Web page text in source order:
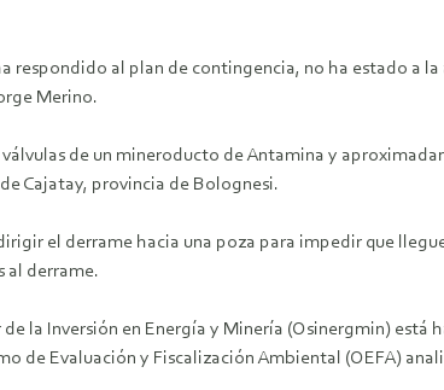
al plan de contingencia, no ha estado a
Merino.
de un mineroducto de Antamina y
Cajatay, provincia de Bolognesi.
el derrame hacia una poza para impedir que
al derrame.
la Inversión en Energía y Minería (Osinergmin)
de Evaluación y Fiscalización Ambiental (OEFA)